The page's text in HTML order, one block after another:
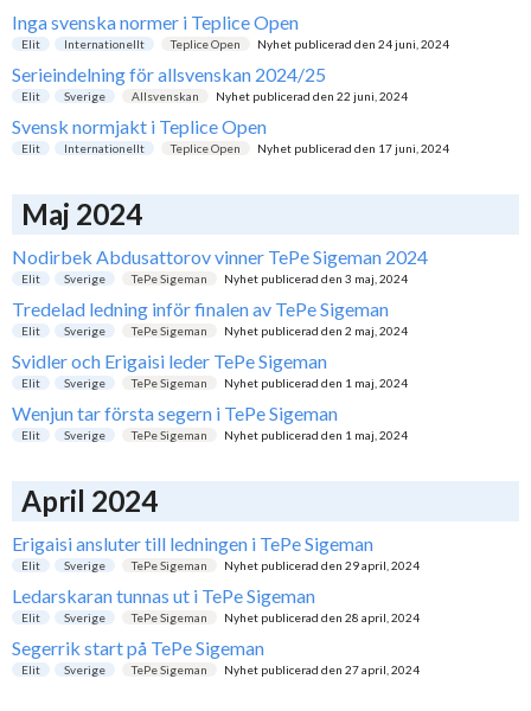
Inga svenska normer i Teplice Open
Elit Internationellt Teplice Open Nyhet publicerad den 24 juni, 2024
Serieindelning för allsvenskan 2024/25
Elit Sverige Allsvenskan Nyhet publicerad den 22 juni, 2024
Svensk normjakt i Teplice Open
Elit Internationellt Teplice Open Nyhet publicerad den 17 juni, 2024
Maj 2024
Nodirbek Abdusattorov vinner TePe Sigeman 2024
Elit Sverige TePe Sigeman Nyhet publicerad den 3 maj, 2024
Tredelad ledning inför finalen av TePe Sigeman
Elit Sverige TePe Sigeman Nyhet publicerad den 2 maj, 2024
Svidler och Erigaisi leder TePe Sigeman
Elit Sverige TePe Sigeman Nyhet publicerad den 1 maj, 2024
Wenjun tar första segern i TePe Sigeman
Elit Sverige TePe Sigeman Nyhet publicerad den 1 maj, 2024
April 2024
Erigaisi ansluter till ledningen i TePe Sigeman
Elit Sverige TePe Sigeman Nyhet publicerad den 29 april, 2024
Ledarskaran tunnas ut i TePe Sigeman
Elit Sverige TePe Sigeman Nyhet publicerad den 28 april, 2024
Segerrik start på TePe Sigeman
Elit Sverige TePe Sigeman Nyhet publicerad den 27 april, 2024